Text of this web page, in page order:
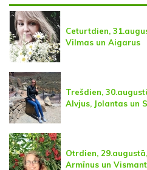
Ceturtdien,
Vilmas un Aigarus
Trešdien,
Alvjus, Jolantas un
Otrdien,
Armīnus un